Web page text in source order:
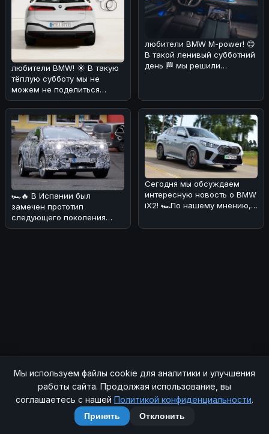
любители BMW! ☀️ В такую
тёплую субботу мы не
можем не поделиться
интересной новостью. По
слухам, эл
любители BMW M-power! 😊
В такой ленивый субботний
день 🏁 мы решили
🏎🔥 В Испании был
замечен прототип
следующего поколения
BMW iX1, который уже
Сегодня мы обсуждаем
интересную новость о BMW
iX2! 🏎По нашему мнению,
пр
© 2026 SOCHIAUTOPARTS. Все права защищены.
Контакты Sitemap
Telegram
Мы используем файлы cookie для аналитики и улучшения
работы сайта. Продолжая использование, вы
соглашаетесь с нашей Политикой конфиденциальности.
Принять Отклонить